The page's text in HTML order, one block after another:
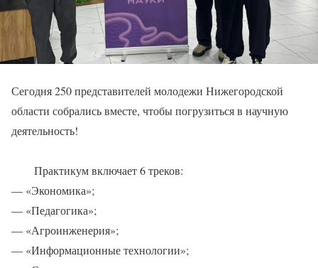
Сегодня 250 представителей молодежи Нижегородской
области собрались вместе, чтобы погрузиться в научную
деятельность!
Практикум включает 6 треков:
— «Экономика»;
— «Педагогика»;
— «Агроинженерия»;
— «Информационные технологии»;